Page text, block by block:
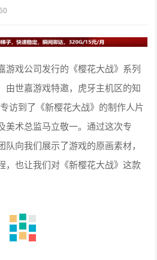
游戏公司发行的《樱花大战》系列
由世嘉游戏特邀，虎牙主机区的知
访到了《新樱花大战》的制作人片
美术总监马立敬一。通过这次专
向我们展示了游戏的原画素材，
，也让我们对《新樱花大战》这款